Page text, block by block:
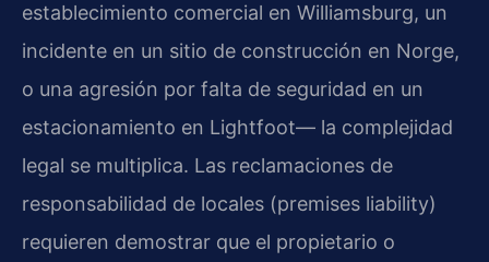
establecimiento comercial en Williamsburg, un
incidente en un sitio de construcción en Norge,
o una agresión por falta de seguridad en un
estacionamiento en Lightfoot— la complejidad
legal se multiplica. Las reclamaciones de
responsabilidad de locales (premises liability)
requieren demostrar que el propietario o